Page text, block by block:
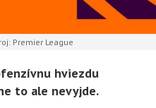
Premier League
hviezdu
to ale nevyjde.